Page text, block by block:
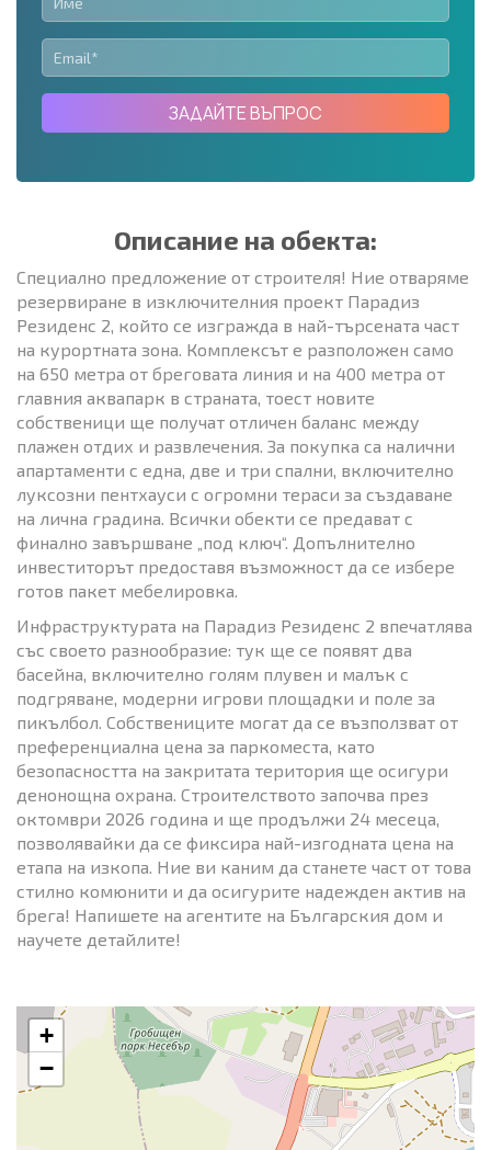
ЗАДАЙТЕ ВЪПРОС
Описание на обекта:
Специално предложение от строителя! Ние отваряме
резервиране в изключителния проект Парадиз
Резиденс 2, който се изгражда в най-търсената част
на курортната зона. Комплексът е разположен само
на 650 метра от бреговата линия и на 400 метра от
главния аквапарк в страната, тоест новите
собственици ще получат отличен баланс между
плажен отдих и развлечения. За покупка са налични
апартаменти с една, две и три спални, включително
луксозни пентхауси с огромни тераси за създаване
на лична градина. Всички обекти се предават с
финално завършване „под ключ“. Допълнително
инвеститорът предоставя възможност да се избере
готов пакет мебелировка.
Инфраструктурата на Парадиз Резиденс 2 впечатлява
със своето разнообразие: тук ще се появят два
басейна, включително голям плувен и малък с
подгряване, модерни игрови площадки и поле за
пикълбол. Собствениците могат да се възползват от
преференциална цена за паркоместа, като
безопасността на закритата територия ще осигури
денонощна охрана. Строителството започва през
октомври 2026 година и ще продължи 24 месеца,
позволявайки да се фиксира най-изгодната цена на
етапа на изкопа. Ние ви каним да станете част от това
стилно комюнити и да осигурите надежден актив на
брега! Напишете на агентите на Българския дом и
научете детайлите!
+
−